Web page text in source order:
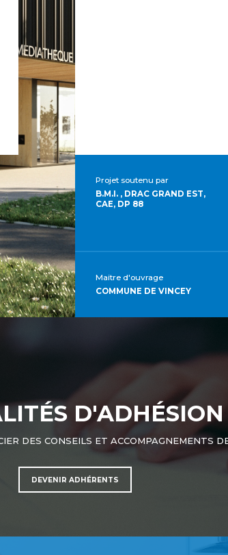
Projet soutenu par
B.M.I. , DRAC GRAND EST,
CAE, DP 88
Maitre d'ouvrage
COMMUNE DE VINCEY
D'ADHÉSION
DES CONSEILS ET ACCOMPAGNEMENTS
DEVENIR ADHÉRENTS